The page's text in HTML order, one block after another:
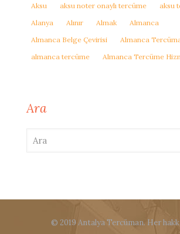
Aksu
aksu noter onaylı tercüme
aksu
Alanya
Alınır Almak
Almanca
Almanca Belge Çevirisi
Almanca
almanca tercüme
Almanca Tercüme
Ara
© 2019 Antalya Tercüman. Her